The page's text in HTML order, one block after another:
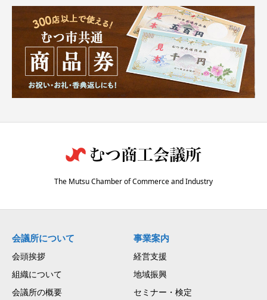
The Mutsu Chamber of Commerce and Industry
会議所について
会頭挨拶
組織について
会議所の概要
事業案内
経営支援
地域振興
セミナー・検定